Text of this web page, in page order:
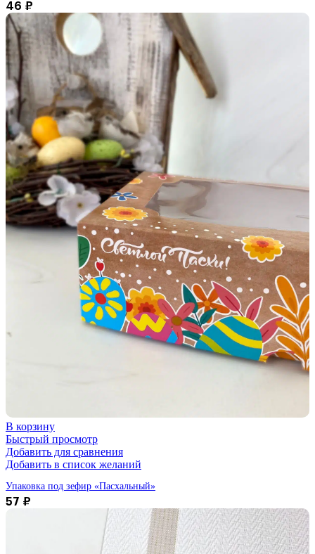
46 ₽
В корзину
Быстрый просмотр
Добавить для сравнения
Добавить в список желаний
Упаковка под зефир «Пасхальный»
57 ₽